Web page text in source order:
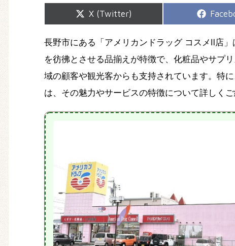
Share
X (Twitter)
Share
長野市にある「アメリカンドラッグ コスメⅡ店
を彷彿とさせる品揃えが特徴で、化粧品やサプ
域の顧客や観光客からも支持されています。特
は、その魅力やサービスの特徴について詳しくご